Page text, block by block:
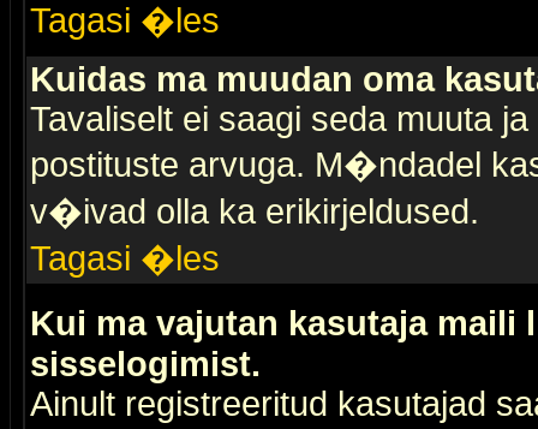
Tagasi �les
Kuidas ma muudan oma
Tavaliselt ei saagi seda muuta
postituste arvuga. M�ndadel
v�ivad olla ka erikirjeldused.
Tagasi �les
Kui ma vajutan kasutaja
sisselogimist.
Ainult registreeritud kasutajad